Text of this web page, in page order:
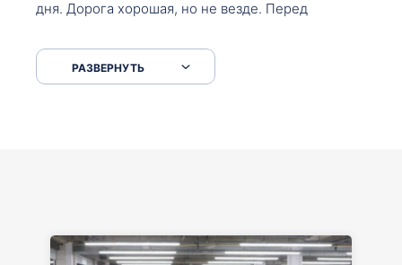
дня. Дорога хорошая, но не везде. Перед
серпантинах по пути следования.
РАЗВЕРНУТЬ